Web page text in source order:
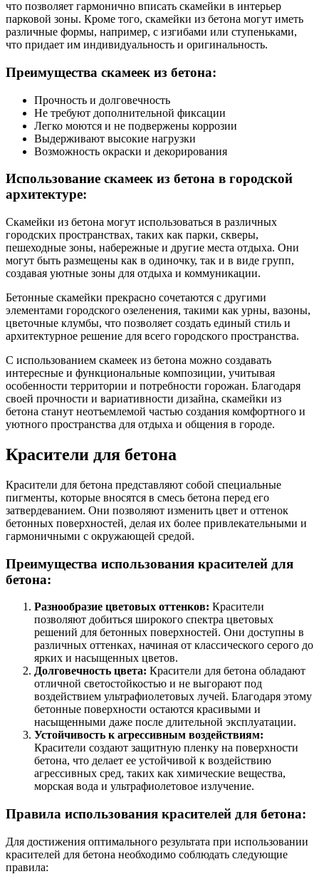
что позволяет гармонично вписать скамейки в интерьер
парковой зоны. Кроме того, скамейки из бетона могут иметь
различные формы, например, с изгибами или ступеньками,
что придает им индивидуальность и оригинальность.
Преимущества скамеек из бетона:
Прочность и долговечность
Не требуют дополнительной фиксации
Легко моются и не подвержены коррозии
Выдерживают высокие нагрузки
Возможность окраски и декорирования
Использование скамеек из бетона в городской
архитектуре:
Скамейки из бетона могут использоваться в различных
городских пространствах, таких как парки, скверы,
пешеходные зоны, набережные и другие места отдыха. Они
могут быть размещены как в одиночку, так и в виде групп,
создавая уютные зоны для отдыха и коммуникации.
Бетонные скамейки прекрасно сочетаются с другими
элементами городского озеленения, такими как урны, вазоны,
цветочные клумбы, что позволяет создать единый стиль и
архитектурное решение для всего городского пространства.
С использованием скамеек из бетона можно создавать
интересные и функциональные композиции, учитывая
особенности территории и потребности горожан. Благодаря
своей прочности и вариативности дизайна, скамейки из
бетона станут неотъемлемой частью создания комфортного и
уютного пространства для отдыха и общения в городе.
Красители для бетона
Красители для бетона представляют собой специальные
пигменты, которые вносятся в смесь бетона перед его
затвердеванием. Они позволяют изменить цвет и оттенок
бетонных поверхностей, делая их более привлекательными и
гармоничными с окружающей средой.
Преимущества использования красителей для
бетона:
Разнообразие цветовых оттенков: Красители
позволяют добиться широкого спектра цветовых
решений для бетонных поверхностей. Они доступны в
различных оттенках, начиная от классического серого до
ярких и насыщенных цветов.
Долговечность цвета: Красители для бетона обладают
отличной светостойкостью и не выгорают под
воздействием ультрафиолетовых лучей. Благодаря этому
бетонные поверхности остаются красивыми и
насыщенными даже после длительной эксплуатации.
Устойчивость к агрессивным воздействиям:
Красители создают защитную пленку на поверхности
бетона, что делает ее устойчивой к воздействию
агрессивных сред, таких как химические вещества,
морская вода и ультрафиолетовое излучение.
Правила использования красителей для бетона:
Для достижения оптимального результата при использовании
красителей для бетона необходимо соблюдать следующие
правила: